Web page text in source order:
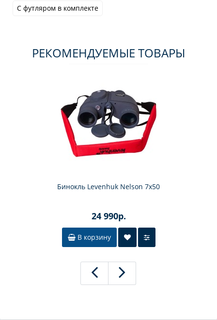
С футляром в комплекте
РЕКОМЕНДУЕМЫЕ ТОВАРЫ
Бинокль Levenhuk Nelson 7x50
24 990р.
В корзину